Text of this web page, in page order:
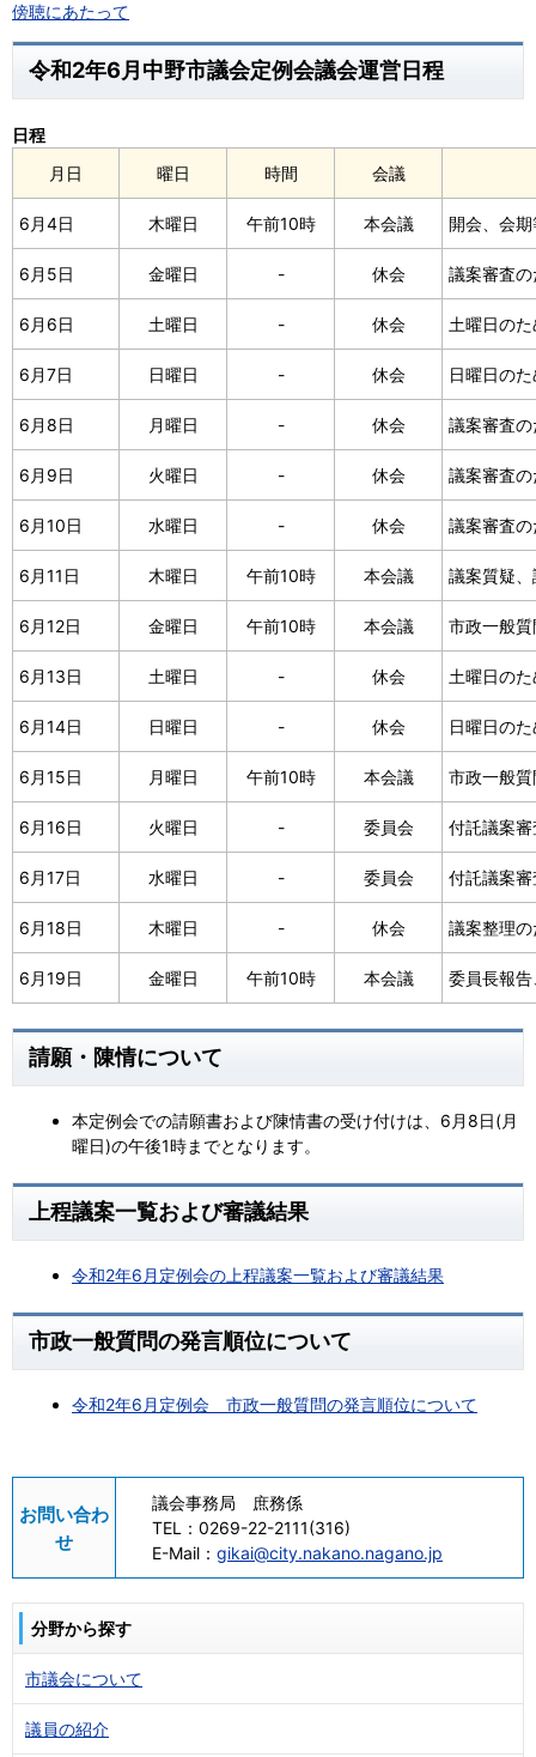
傍聴にあたって
令和2年6月中野市議会定例会議会運営日程
日程
月日
曜日 時間 会議
6月4日 木曜日 午前10時 本会議 開会、会
6月5日 金曜日 - 休会 議案審査
6月6日 土曜日 - 休会 土曜日のた
6月7日 日曜日 - 休会 日曜日の
6月8日 月曜日 - 休会 議案審査
6月9日 火曜日 - 休会 議案審査
6月10日 水曜日 - 休会 議案審査
6月11日 木曜日 午前10時 本会議 議案質疑
6月12日 金曜日 午前10時 本会議 市政一般質
6月13日 土曜日 - 休会 土曜日のた
6月14日 日曜日 - 休会 日曜日の
6月15日 月曜日 午前10時 本会議 市政一般質
6月16日 火曜日 - 委員会 付託議案審
6月17日 水曜日 - 委員会 付託議案審
6月18日 木曜日 - 休会 議案整理
6月19日 金曜日 午前10時 本会議 委員長報
請願・陳情について
本定例会での請願書および陳情書の受け付けは、6月8日(月
曜日)の午後1時までとなります。
上程議案一覧および審議結果
令和2年6月定例会の上程議案一覧および審議結果
市政一般質問の発言順位について
令和2年6月定例会 市政一般質問の発言順位について
お問い合わ
せ
議会事務局 庶務係
TEL： 0269-22-2111(316)
E-Mail： gikai@city.nakano.nagano.jp
分野から探す
市議会について
議員の紹介